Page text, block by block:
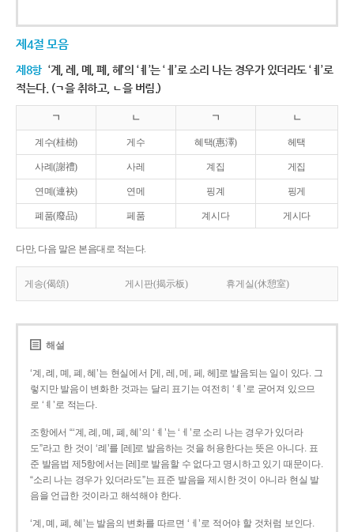
제4절 모음
제8항 ‘계, 례, 몌, 폐, 혜’의 ‘ㅖ’는 ‘ㅔ’로 소리 나는 경우가 있더라도 ‘ㅖ’로
적는다. (ㄱ을 취하고, ㄴ을 버림.)
ㄱ ㄴ ㄱ ㄴ
계수(桂樹) 게수 혜택(惠澤) 헤택
사례(謝禮) 사레 계집 게집
연몌(連袂) 연메 핑계 핑게
폐품(廢品) 페품 계시다 게시다
다만, 다음 말은 본음대로 적는다.
게송(偈頌) 게시판(揭示板) 휴게실(休憩室)
해설
‘계, 례, 몌, 폐, 혜’는 현실에서 [게, 레, 메, 페, 헤]로 발음되는 일이 있다. 그
렇지만 발음이 변화한 것과는 달리 표기는 여전히 ‘ㅖ’로 굳어져 있으므
로 ‘ㅖ’로 적는다.
조항에서 “‘계, 례, 몌, 폐, 혜’의 ‘ㅖ’는 ‘ㅔ’로 소리 나는 경우가 있더라
도”라고 한 것이 ‘례’를 [레]로 발음하는 것을 허용한다는 뜻은 아니다. 표
준 발음법 제5항에서는 [레]로 발음할 수 없다고 명시하고 있기 때문이다.
“소리 나는 경우가 있더라도”는 표준 발음을 제시한 것이 아니라 현실 발
음을 언급한 것이라고 해석해야 한다.
‘계, 몌, 폐, 혜’는 발음의 변화를 따르면 ‘ㅔ’로 적어야 할 것처럼 보인다.